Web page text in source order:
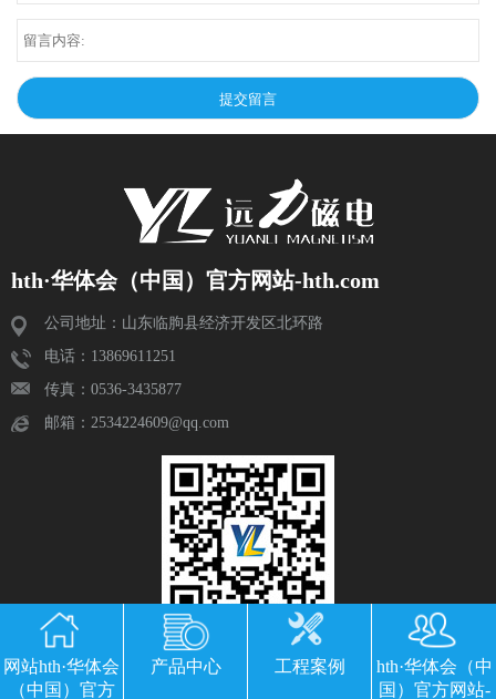
hth·华体会（中国）官方网站-hth.com
公司地址：山东临朐县经济开发区北环路
电话：13869611251
传真：0536-3435877
邮箱：2534224609@qq.com
网站hth·华体会
（中国）官方
产品中心 工程案例
hth·华体会（中
国）官方网站-